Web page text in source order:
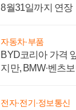
8월31일까지 연장
자동차·부품
BYD코리아 가격
지만, BMW·벤츠
전자·전기·정보통신